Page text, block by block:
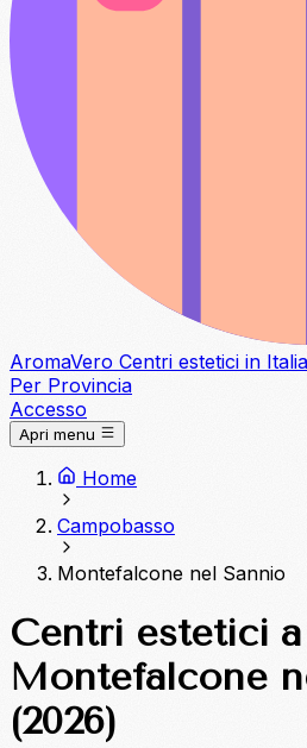
AromaVero Centri estetici in Italia
Per Provincia
Accesso
Apri menu
Home
Campobasso
Montefalcone nel Sannio
Centri estetici a
Montefalcone
(2026)